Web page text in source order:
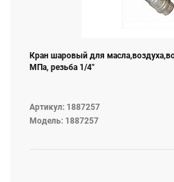
Кран шаровый для
МПа, резьба 1/4"
Артикул: 1887257
Модель: 1887257